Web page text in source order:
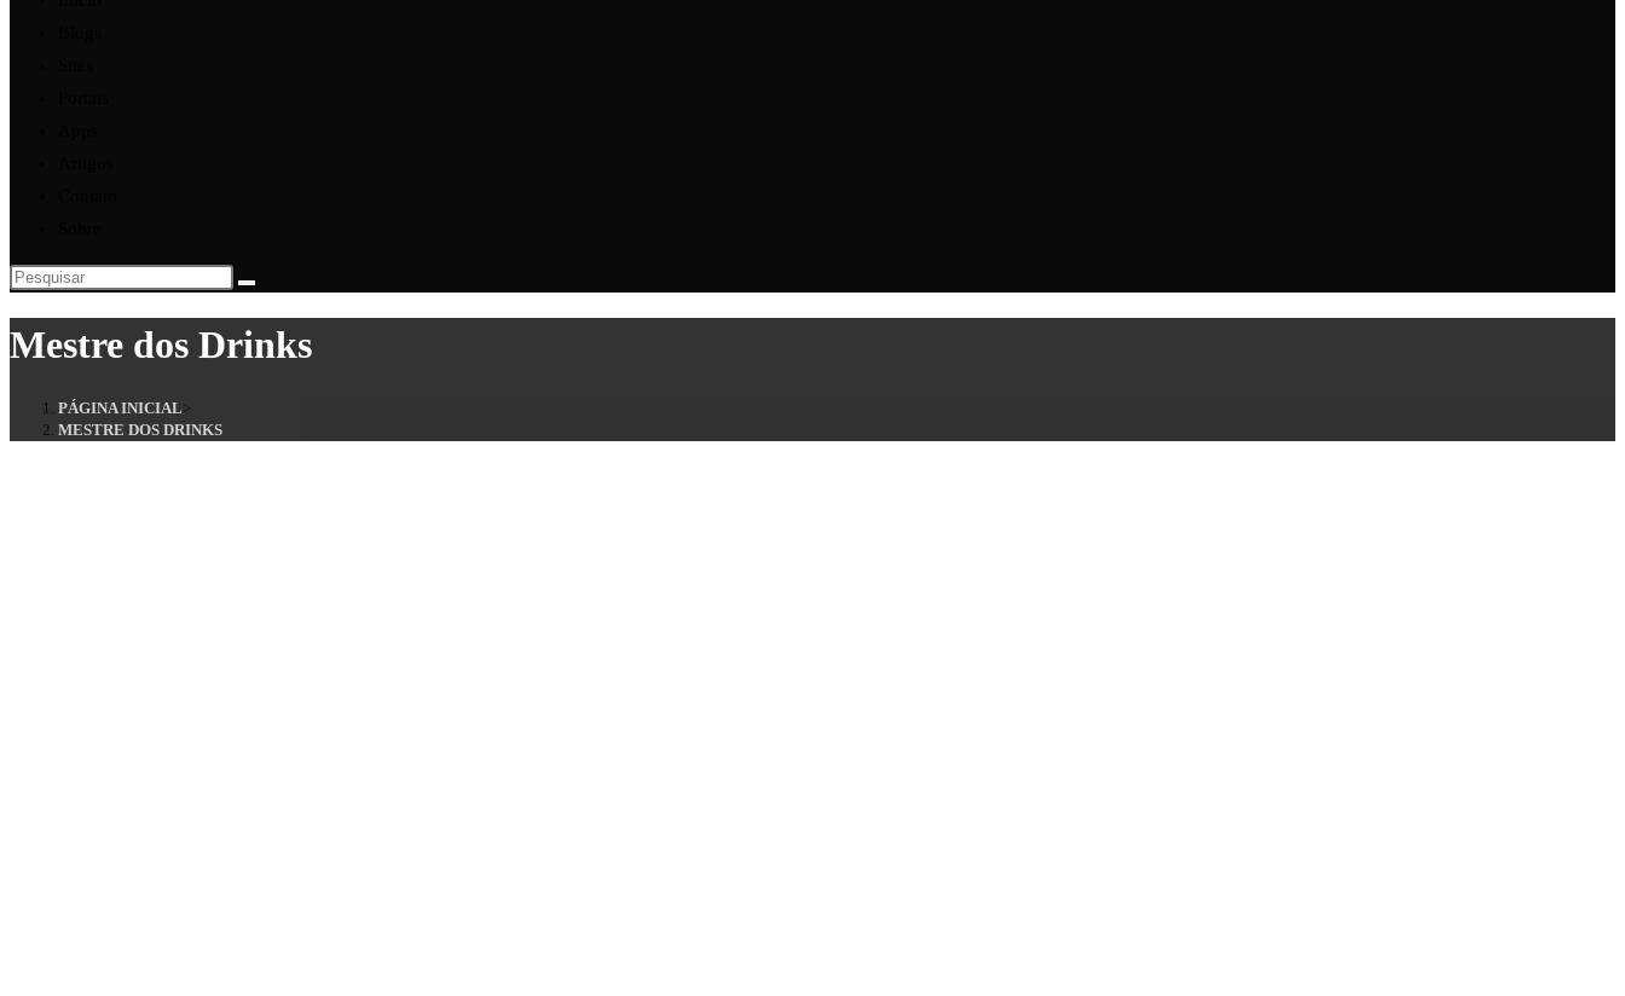
Mestre dos Drinks
PÁGINA INICIAL >
MESTRE DOS DRINKS